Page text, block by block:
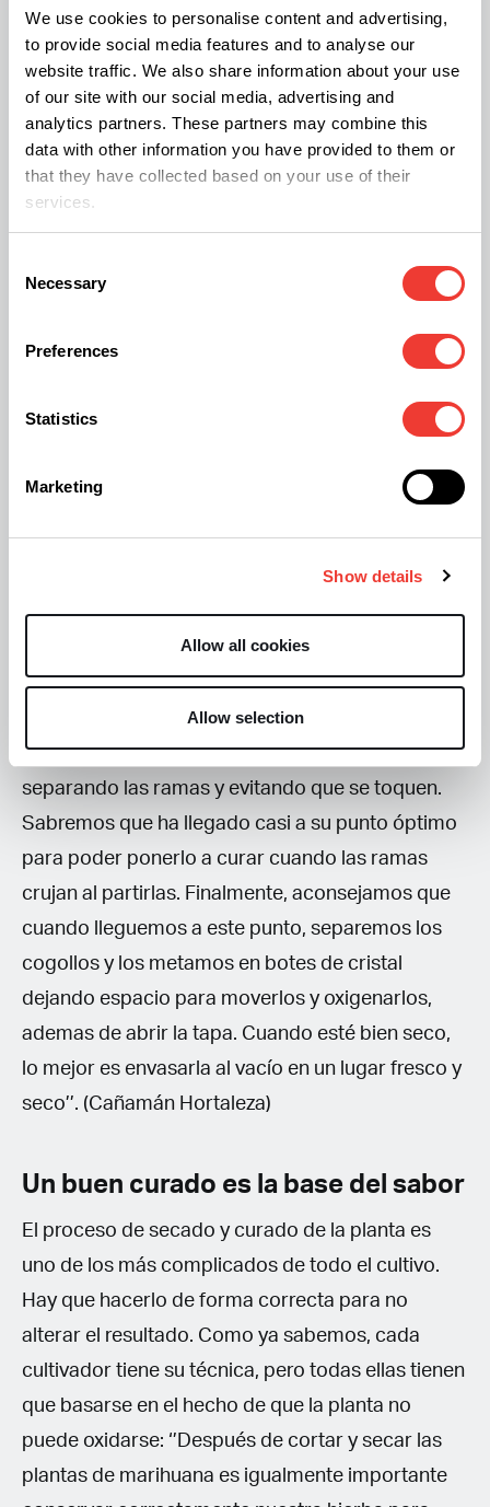
We use cookies to personalise content and advertising,
to provide social media features and to analyse our
website traffic. We also share information about your use
of our site with our social media, advertising and
analytics partners. These partners may combine this
data with other information you have provided to them or
that they have collected based on your use of their
services.
Selection
Necessary
Preferences
Statistics
Marketing
Show details
Allow all cookies
Allow selection
delicadeza posible, nunca debemos aplastar los
cogollos.
A la hora de secar las plantas, todos los grows
coinciden en que debemos de posicionarlas en un
lugar oscuro, que no esté expuesto a la luz y
sobretodo que no sea húmedo, ya que este último
cogollos. ‘’Una de las formas que nosotros
aconsejamos a nuestros clientes es secarla
mediante un armario de cultivo oscuro y con un
extractor conectado para ir sacando humedad de
dentro del cultivo. (Para no tener problemas de
putrefacción de cogollos o problemas similares
que aparecen con porcentajes altos de humedad)
e ir renovando de vez en cuando aire nuevo para
que las plantas se sequen de manera perfecta y
uniforme’’ (Semilla Dorada Grow Shop). Para los
que no disponemos de este material, existen
alternativas, como ‘’colgarla en una habitación a
oscuras, ya que la luz oxida los tricomas y pierden
calidad. Ésta tiene que estar bien ventilada
separando las ramas y evitando que se toquen.
Sabremos que ha llegado casi a su punto óptimo
para poder ponerlo a curar cuando las ramas
crujan al partirlas. Finalmente, aconsejamos que
cuando lleguemos a este punto, separemos los
cogollos y los metamos en botes de cristal
dejando espacio para moverlos y oxigenarlos,
ademas de abrir la tapa. Cuando esté bien seco,
lo mejor es envasarla al vacío en un lugar fresco y
seco’’. (Cañamán Hortaleza)
Un buen curado es la base del sabor
El proceso de secado y curado de la planta es
uno de los más complicados de todo el cultivo.
Hay que hacerlo de forma correcta para no
alterar el resultado. Como ya sabemos, cada
cultivador tiene su técnica, pero todas ellas tienen
que basarse en el hecho de que la planta no
puede oxidarse: ‘’Después de cortar y secar las
plantas de marihuana es igualmente importante